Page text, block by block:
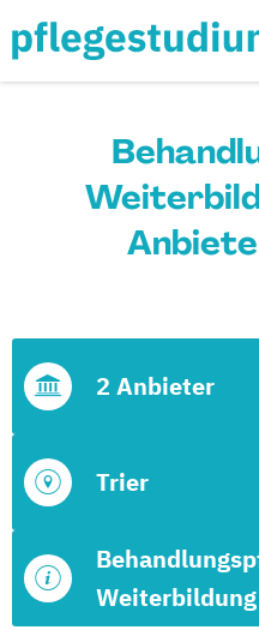
Weiterbildung
Trier
2 Anbieter